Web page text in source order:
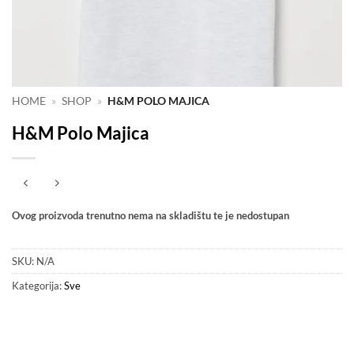
HOME » SHOP » H&M POLO MAJICA
H&M Polo Majica
Ovog proizvoda trenutno nema na skladištu te je nedostupan
SKU: N/A
Kategorija:Sve